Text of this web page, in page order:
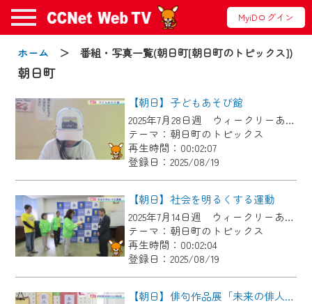
MyiDログイン
ホーム ＞ 番組・写真一覧(朝日町[朝日町のトピックス])
朝日町
【朝日】子どもあそび館
2025年7月28日週 ウィークリーあさひにて放送
テーマ：朝日町のトピックス
再生時間：00:02:07
登録日：2025/08/19
【朝日】社会を明るくする運動
2025年7月14日週 ウィークリーあさひにて放送
テーマ：朝日町のトピックス
再生時間：00:02:04
登録日：2025/08/19
【朝日】俳句作品展「未来の俳人たち」（中学校の部）
お知らせ
2024/09/02
動画配信サービス『CCNet Web TV』は2024
年9月24日からリニューアルします！
【変更点】
◆デザイン変更により、お住まいの地域
の動画コンテンツが一目瞭然。
◆当社アプリやＰＣブラウザから、いつ
でも・どこでも・外出先でも！
CCNetサービスエリア20市町の地域情報
番組をご視聴いただけます！